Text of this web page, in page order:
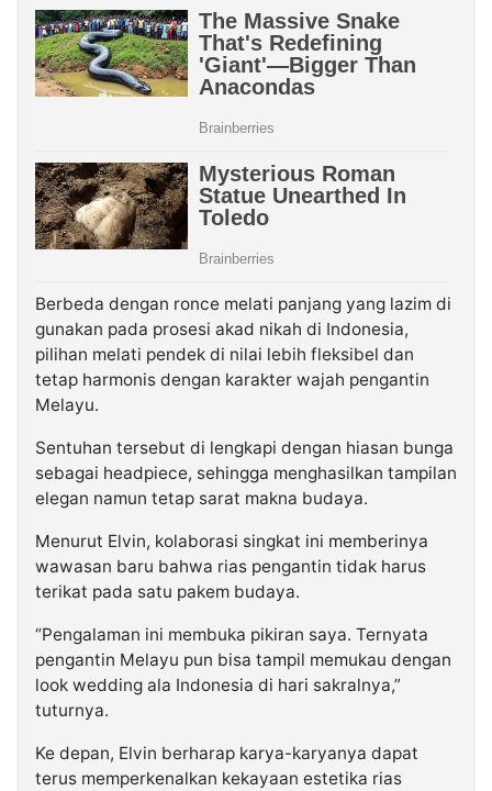
Berbeda dengan ronce melati panjang yang lazim di
gunakan pada prosesi akad nikah di Indonesia,
pilihan melati pendek di nilai lebih fleksibel dan
tetap harmonis dengan karakter wajah pengantin
Melayu.
Sentuhan tersebut di lengkapi dengan hiasan bunga
sebagai headpiece, sehingga menghasilkan tampilan
elegan namun tetap sarat makna budaya.
Menurut Elvin, kolaborasi singkat ini memberinya
wawasan baru bahwa rias pengantin tidak harus
terikat pada satu pakem budaya.
“Pengalaman ini membuka pikiran saya. Ternyata
pengantin Melayu pun bisa tampil memukau dengan
look wedding ala Indonesia di hari sakralnya,”
tuturnya.
Ke depan, Elvin berharap karya-karyanya dapat
terus memperkenalkan kekayaan estetika rias